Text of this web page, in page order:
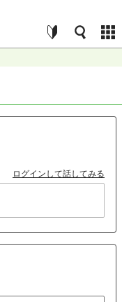
ログインして話してみる